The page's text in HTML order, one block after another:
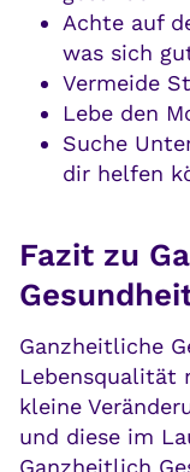
Achte auf
was sich
Vermeide
Lebe den
Suche
dir helfen
Fazit zu
Ganzheitliche
Lebensqualität
kleine
und diese im
Ganzheitlich